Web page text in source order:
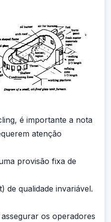
é importante a nota
atenção
provisão fixa de
de qualidade invariável.
os operadores